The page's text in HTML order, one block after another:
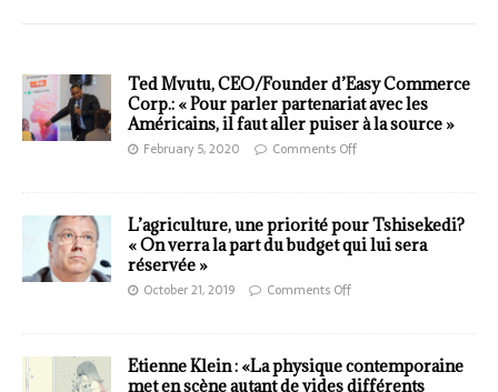
Ted Mvutu, CEO/Founder d’Easy Commerce
Corp.: « Pour parler partenariat avec les
Américains, il faut aller puiser à la source »
February 5, 2020 Comments Off
L’agriculture, une priorité pour Tshisekedi?
« On verra la part du budget qui lui sera
réservée »
October 21, 2019 Comments Off
Etienne Klein : «La physique contemporaine
met en scène autant de vides différents